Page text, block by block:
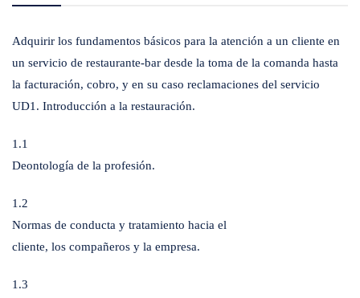
Adquirir los fundamentos básicos para la atención a un cliente en
un servicio de restaurante-bar desde la toma de la comanda hasta
la facturación, cobro, y en su caso reclamaciones del servicio
UD1. Introducción a la restauración.
1.1
Deontología de la profesión.
1.2
Normas de conducta y tratamiento hacia el
cliente, los compañeros y la empresa.
1.3